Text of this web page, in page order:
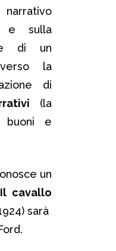
e sulla
di un
la
di
(la
buoni e
un
Il cavallo
sarà